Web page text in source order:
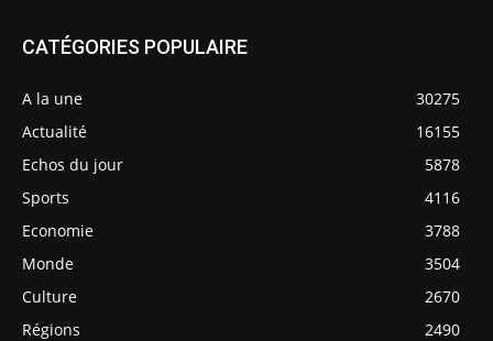
CATÉGORIES POPULAIRE
A la une
30275
Actualité
16155
Echos du jour
5878
Sports
4116
Economie
3788
Monde
3504
Culture
2670
Régions
2490